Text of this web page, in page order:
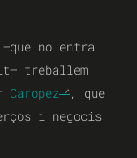
no entra
treballem
Caropez
, que
i negocis